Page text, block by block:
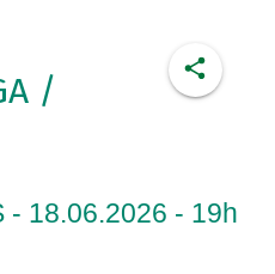
/
- 18.06.2026 - 19h